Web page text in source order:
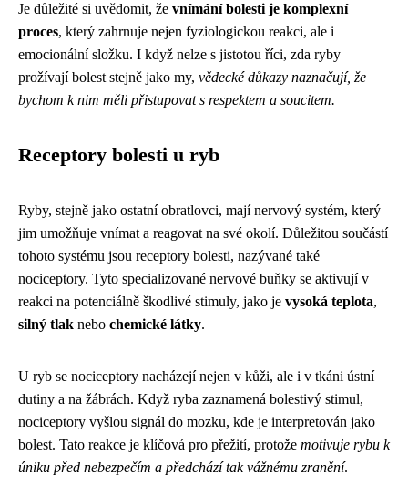
Je důležité si uvědomit, že vnímání bolesti je komplexní
proces, který zahrnuje nejen fyziologickou reakci, ale i
emocionální složku. I když nelze s jistotou říci, zda ryby
prožívají bolest stejně jako my, vědecké důkazy naznačují, že
bychom k nim měli přistupovat s respektem a soucitem.
Receptory bolesti u ryb
Ryby, stejně jako ostatní obratlovci, mají nervový systém, který
jim umožňuje vnímat a reagovat na své okolí. Důležitou součástí
tohoto systému jsou receptory bolesti, nazývané také
nociceptory. Tyto specializované nervové buňky se aktivují v
reakci na potenciálně škodlivé stimuly, jako je vysoká teplota,
silný tlak nebo chemické látky.
U ryb se nociceptory nacházejí nejen v kůži, ale i v tkáni ústní
dutiny a na žábrách. Když ryba zaznamená bolestivý stimul,
nociceptory vyšlou signál do mozku, kde je interpretován jako
bolest. Tato reakce je klíčová pro přežití, protože motivuje rybu k
úniku před nebezpečím a předchází tak vážnému zranění.